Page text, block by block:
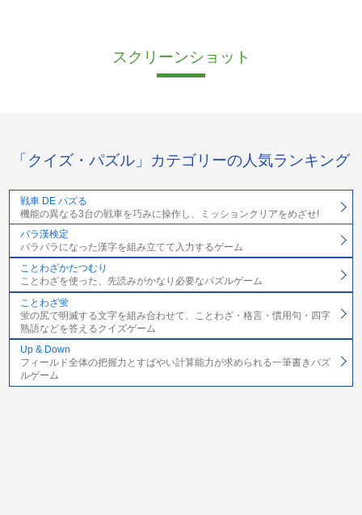
スクリーンショット
「クイズ・パズル」カテゴリーの人気ランキング
戦車 DE パズる
機能の異なる3台の戦車を巧みに操作し、ミッションクリアをめざせ!
バラ漢検定
バラバラになった漢字を組み立てて入力するゲーム
ことわざかたつむり
ことわざを使った、先読みがかなり必要なパズルゲーム
ことわざ蛍
蛍の尻で明滅する文字を組み合わせて、ことわざ・格言・慣用句・四字
熟語などを答えるクイズゲーム
Up & Down
フィールド全体の把握力とすばやい計算能力が求められる一筆書きパズ
ルゲーム